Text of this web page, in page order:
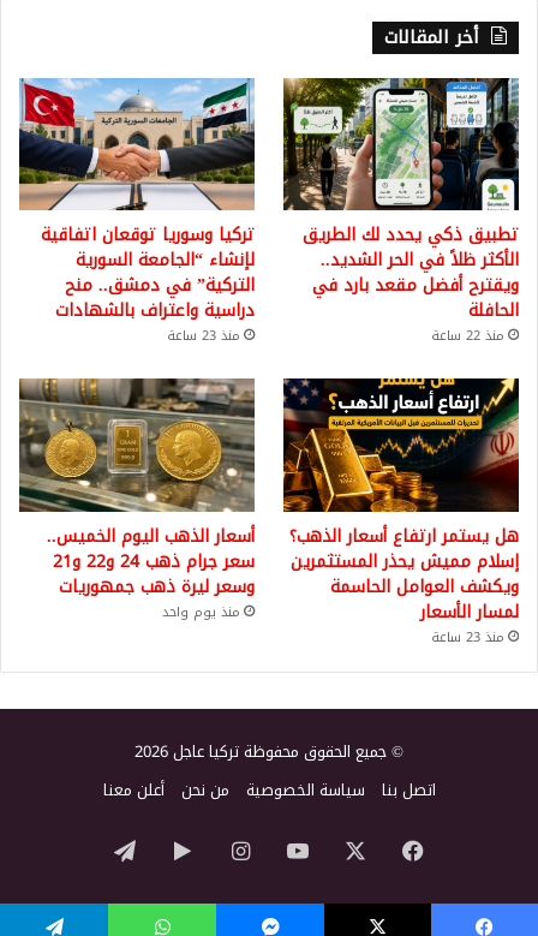
أخر المقالات
تطبيق ذكي يحدد لك الطريق
الأكثر ظلاً في الحر الشديد..
ويقترح أفضل مقعد بارد في
الحافلة
منذ 22 ساعة
تركيا وسوريا توقعان اتفاقية
لإنشاء “الجامعة السورية
التركية” في دمشق.. منح
دراسية واعتراف بالشهادات
منذ 23 ساعة
هل يستمر ارتفاع أسعار الذهب؟
إسلام مميش يحذر المستثمرين
ويكشف العوامل الحاسمة
لمسار الأسعار
منذ 23 ساعة
أسعار الذهب اليوم الخميس..
سعر جرام ذهب 24 و22 و21
وسعر ليرة ذهب جمهوريات
منذ يوم واحد
© جميع الحقوق محفوظة تركيا عاجل 2026
اتصل بنا سياسة الخصوصية من نحن أعلن معنا
فيسبوك ‫YouTubeانستقرام‏Google
Play
تيلقرام